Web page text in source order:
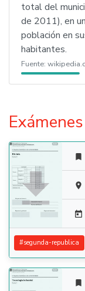
total del
de 2011), en
población en
habitantes.
Fuente:




#segunda-republica
